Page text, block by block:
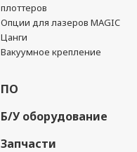
плоттеров
Опции для лазеров MAGIC
Цанги
Вакуумное крепление
ПО
Б/У оборудование
Запчасти